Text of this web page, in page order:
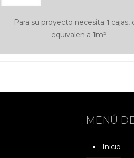
Para su proyecto necesita 1cajas,
equivalen a 1m².
MENÚ
Inicio